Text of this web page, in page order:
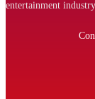
entertainment